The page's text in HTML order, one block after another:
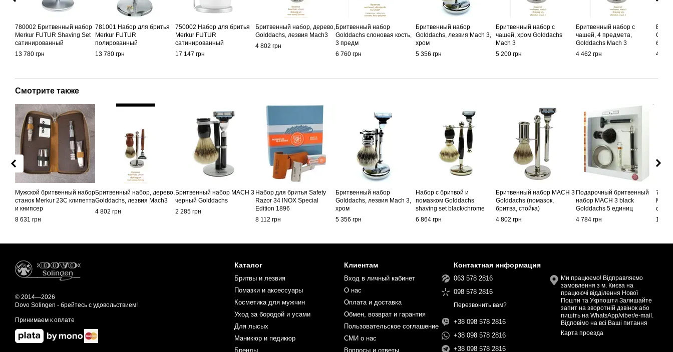
780002 Бритвенный набор
Merkur FUTUR Shaving Set
сатинированный
13 780 грн
781001 Набор для бритья
Merkur FUTUR
полированный
13 780 грн
750002 Набор для бритья
Merkur FUTUR
сатинированный
17 147 грн
Бритвенный набор, дерево,
Golddachs, лезвия Mach3
4 802 грн
Бритвенный набор
Golddachs слоновая кость,
3 предм
6 760 грн
Бритвенный набор
Golddachs, лезвия Mach 3,
хром
5 356 грн
Бритвенный набор с
чашей, хром Golddachs
Mach 3
5 200 грн
Бритвенный набор с
чашей, 4 предмета,
Golddachs Mach 3
4 462 грн
4 802
Смотрите также
Мужской бритвенный набор
станок Merkur 23C клипетта
и книпсер
8 631 грн
Бритвенный набор, дерево,
Golddachs, лезвия Mach3
4 802 грн
Бритвенный набор MACH 3
черный Golddachs
2 285 грн
Набор для бритья Safety
Razor 34 INOX Special
Edition 1896
8 112 грн
Бритвенный набор
Golddachs, лезвия Mach 3,
хром
5 356 грн
Набор с бритвой и
помазком Golddachs
shaving set black/chrome
MACH 3
6 864 грн
Бритвенный набор MACH 3
Golddachs (помазок,
бритва, стойка)
4 802 грн
Подарочный бритвенный
набор MACH 3 black
Golddachs 5 единиц
4 784 грн
17
© 2014—2026
Dovo Solingen - брейтесь с удовольствием!
Принимаем к оплате
Каталог
Бритвы и лезвия
Помазки и аксессуары
Косметика для мужчин
Уход за бородой и усами
Для лысых
Маникюр и педикюр
Бренды
Клиентам
Вход в личный кабинет
О нас
Оплата и доставка
Обмен, возврат и гарантия
Пользовательское соглашение
СМИ о нас
Вопросы и ответы
Контактная информация
063 578 2816
098 578 2816
Перезвонить вам?
+38 098 578 2816
+38 098 578 2816
+38 098 578 2816
Ми працюємо! Відправляємо
замовлення з м. Києва на
працюючі відділення Нової
Пошти та Укрпошти Залишайте
запит на зворотній дзвінок або
пишіть на WhatsApp/viber/e-mail.
Відповімо на всі Ваші питання
Карта проезда